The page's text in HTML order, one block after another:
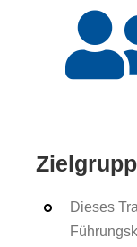
Dieses